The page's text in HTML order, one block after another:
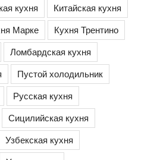
кухня
Китайская кухня
Марке
Кухня Трентино
Ломбардская кухня
Пустой холодильник
Русская кухня
Сицилийская кухня
Узбекская кухня